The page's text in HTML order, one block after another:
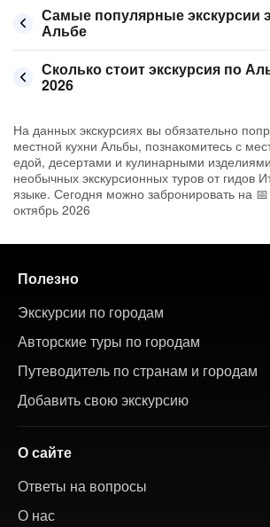
Самые популярные экскурсии
Альбе
Сколько стоит экскурсия по
2026
На данных экскурсиях вы обязательно
местной кухни Альбы, познакомитесь с
едой, десертами и кулинарными
необычных экскурсионных туров от гидов
языке. Сегодня можно забронировать на 📅
октябрь 2026
Полезно
Экскурсии по городам
Авторские туры по городам
Путеводитель по странам и городам
Добавить свою экскурсию
О сайте
Ответы на вопросы
О нас